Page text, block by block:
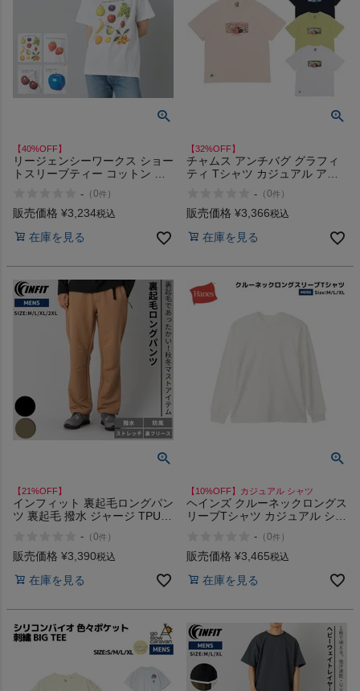
【40%OFF】
リージェンシーワークス ショー
トスリーブティー コットン 綿
ちご さくらんぼ りんご 可愛い
おしゃれ シンプル REGENCY
トレット セール
- （0件 ）
販売価格 ¥3,234税込
在庫を見る
【32%OFF】
チャムス アンチバグ グラフィ
ティ Tシャツ カジュアル アウ
ック プルオーバー CHUMS
Anti-Bug Graffiti T-Shirt アウト
- （0件 ）
販売価格 ¥3,366税込
在庫を見る
【21%OFF】
インフィット 裏起毛ロングパン
ツ 裏起毛 撥水 ジャージ TPUパ
れ スポーツ トレーニング ジム
キャンプ アウトドア カジュア
- （0件 ）
販売価格 ¥3,390税込
在庫を見る
【10%OFF】カジュアル シャツ
ヘインズ クルーネックロングス
リーブTシャツ カジュアル シャ
- （0件 ）
販売価格 ¥3,465税込
在庫を見る